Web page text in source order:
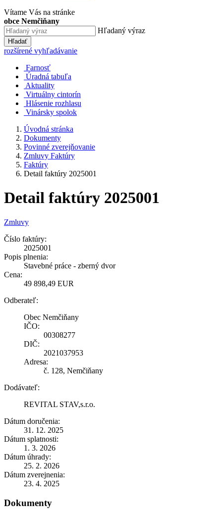
Vítame Vás na stránke
obce Nemčiňany
Hľadaný výraz
Hľadať
rozšírené vyhľadávanie
Farnosť
Úradná tabuľa
Aktuality
Virtuálny cintorín
Hlásenie rozhlasu
Vinársky spolok
Úvodná stránka
Dokumenty
Povinné zverejňovanie
Zmluvy Faktúry
Faktúry
Detail faktúry 2025001
Detail faktúry 2025001
Zmluvy
Číslo faktúry:
2025001
Popis plnenia:
Stavebné práce - zberný dvor
Cena:
49 898,49 EUR
Odberateľ:
Obec Nemčiňany
IČO:
00308277
DIČ:
2021037953
Adresa:
č. 128, Nemčiňany
Dodávateľ:
REVITAL STAV,s.r.o.
Dátum doručenia:
31. 12. 2025
Dátum splatnosti:
1. 3. 2026
Dátum úhrady:
25. 2. 2026
Dátum zverejnenia:
23. 4. 2025
Dokumenty